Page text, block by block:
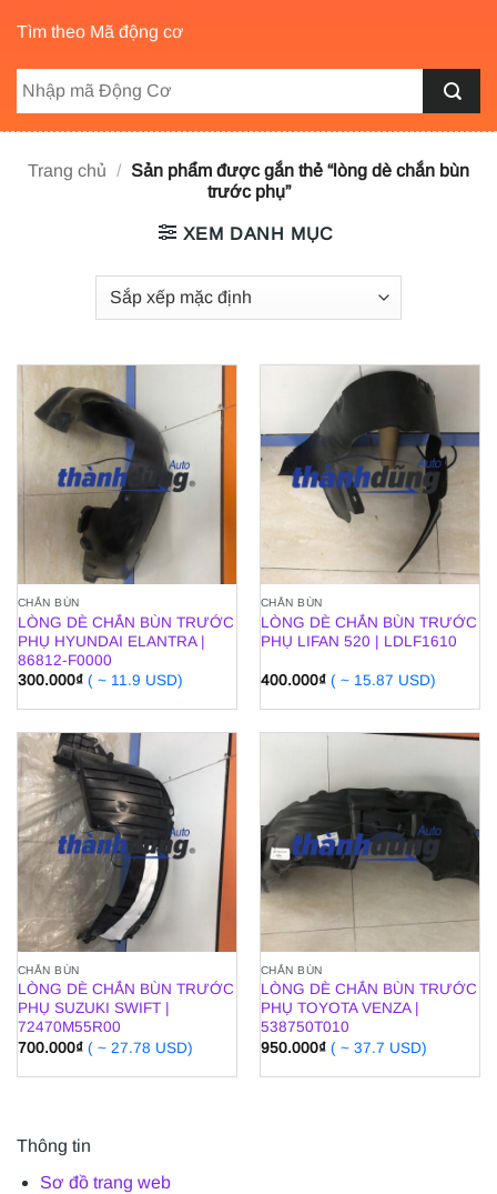
Tìm theo Mã động cơ
Trang chủ / Sản phẩm được gắn thẻ “lòng dè chắn bùn
trước phụ”
XEM DANH MỤC
CHẮN BÙN
LÒNG DÈ CHẮN BÙN TRƯỚC
PHỤ HYUNDAI ELANTRA |
86812-F0000
300.000₫ ( ~ 11.9 USD)
CHẮN BÙN
LÒNG DÈ CHẮN BÙN TRƯỚC
PHỤ LIFAN 520 | LDLF1610
400.000₫ ( ~ 15.87 USD)
CHẮN BÙN
LÒNG DÈ CHẮN BÙN TRƯỚC
PHỤ SUZUKI SWIFT |
72470M55R00
700.000₫ ( ~ 27.78 USD)
CHẮN BÙN
LÒNG DÈ CHẮN BÙN TRƯỚC
PHỤ TOYOTA VENZA |
538750T010
950.000₫ ( ~ 37.7 USD)
Thông tin
Sơ đồ trang web